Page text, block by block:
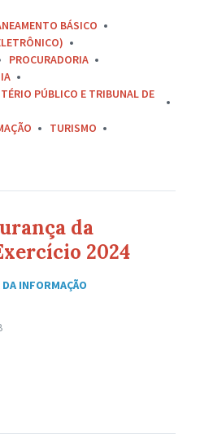
BÁSICO
PROCURADORIA
PÚBLICO E TRIBUNAL DE
TURISMO
da
2024
INFORMAÇÃO